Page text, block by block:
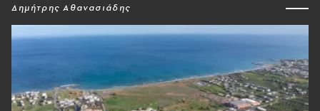
Δημήτρης Αθανασιάδης